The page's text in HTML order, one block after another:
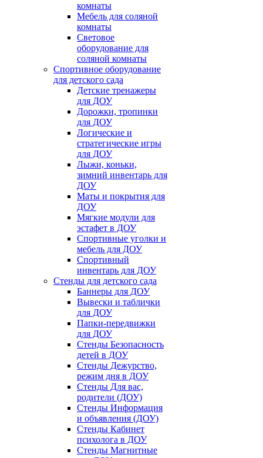
комнаты
Мебель для соляной
комнаты
Световое
оборудование для
соляной комнаты
Спортивное оборудование
для детского сада
Детские тренажеры
для ДОУ
Дорожки, тропинки
для ДОУ
Логические и
стратегические игры
для ДОУ
Лыжи, коньки,
зимний инвентарь для
ДОУ
Маты и покрытия для
ДОУ
Мягкие модули для
эстафет в ДОУ
Спортивные уголки и
мебель для ДОУ
Спортивный
инвентарь для ДОУ
Стенды для детского сада
Баннеры для ДОУ
Вывески и таблички
для ДОУ
Папки-передвижки
для ДОУ
Стенды Безопасность
детей в ДОУ
Стенды Дежурство,
режим дня в ДОУ
Стенды Для вас,
родители (ДОУ)
Стенды Информация
и объявления (ДОУ)
Стенды Кабинет
психолога в ДОУ
Стенды Магнитные